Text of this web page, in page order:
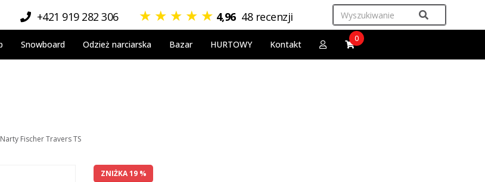
+421 919 282 306 ★ ★ ★ ★ ★ 4,96 48 recenzji
Snowboard Odzież narciarska Bazar HURTOWY Kontakt
0
Narty Fischer Travers TS
ZNIŻKA 19 %